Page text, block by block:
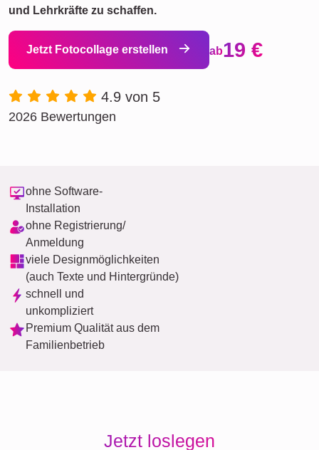
und Lehrkräfte zu schaffen.
Jetzt Fotocollage erstellen ab19 €
4.9 von 5
2026 Bewertungen
ohne Software-
Installation
ohne Registrierung/
Anmeldung
viele Designmöglichkeiten
(auch Texte und Hintergründe)
schnell und
unkompliziert
Premium Qualität aus dem
Familienbetrieb
Jetzt loslegen